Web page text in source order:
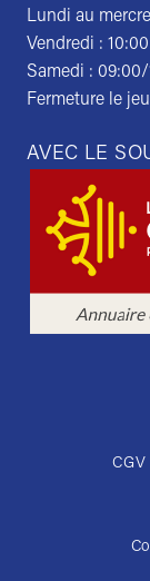
Lundi au
Vendredi :
Samedi :
Fermeture le
AVEC LE
CGV